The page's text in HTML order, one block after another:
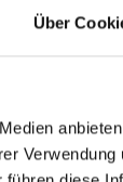
Über
Verwendung
Die
Gläsern
Paketen